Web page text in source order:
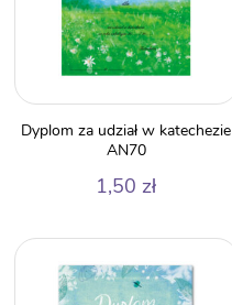
Dyplom za udział w katechezie
AN70
1,50 zł